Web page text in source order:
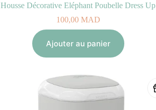
Housse Décorative Eléphant Poubelle Dress Up
100,00MAD
Ajouter au panier